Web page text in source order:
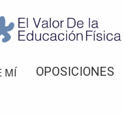
MÍ OPOSICIONES